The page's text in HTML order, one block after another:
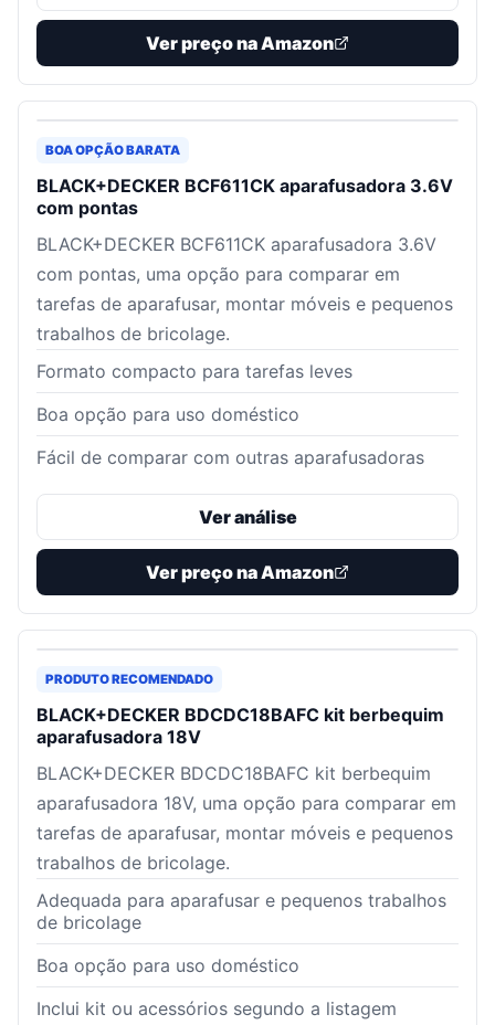
Ver preço na Amazon
BOA OPÇÃO BARATA
BLACK+DECKER BCF611CK aparafusadora 3.6V
com pontas
BLACK+DECKER BCF611CK aparafusadora 3.6V
com pontas, uma opção para comparar em
tarefas de aparafusar, montar móveis e pequenos
trabalhos de bricolage.
Formato compacto para tarefas leves
Boa opção para uso doméstico
Fácil de comparar com outras aparafusadoras
Ver análise
Ver preço na Amazon
PRODUTO RECOMENDADO
BLACK+DECKER BDCDC18BAFC kit berbequim
aparafusadora 18V
BLACK+DECKER BDCDC18BAFC kit berbequim
aparafusadora 18V, uma opção para comparar em
tarefas de aparafusar, montar móveis e pequenos
trabalhos de bricolage.
Adequada para aparafusar e pequenos trabalhos
de bricolage
Boa opção para uso doméstico
Inclui kit ou acessórios segundo a listagem